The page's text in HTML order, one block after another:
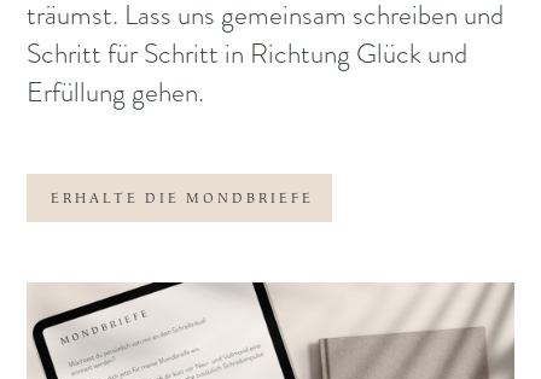
träumst. Lass uns gemeinsam schreiben und
Schritt für Schritt in Richtung Glück und
Erfüllung gehen.
ERHALTE DIE MONDBRIEFE